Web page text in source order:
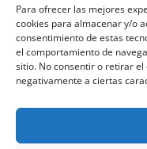
Para ofrecer las mejores
cookies para almacenar y/o
consentimiento de estas
el comportamiento de
sitio. No consentir o retirar
negativamente a ciertas
estas páginas o
autorización
Todos los
Web inaugurada